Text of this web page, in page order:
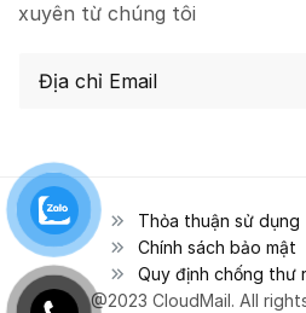
xuyên từ chúng tôi
@2023 CloudMail. All
Thỏa thuận sử dụng
Chính sách bảo mật
Quy định chống thư